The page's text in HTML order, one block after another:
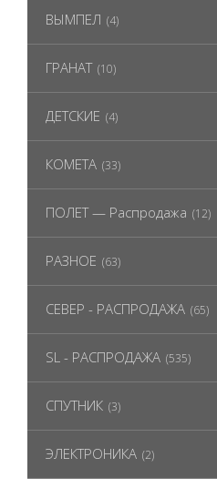
ВЫМПЕЛ (4)
ГРАНАТ (10)
ДЕТСКИЕ (4)
КОМЕТА (33)
ПОЛЕТ — Распродажа (12)
РАЗНОЕ (63)
СЕВЕР - РАСПРОДАЖА (65)
SL - РАСПРОДАЖА (535)
СПУТНИК (3)
ЭЛЕКТРОНИКА (2)